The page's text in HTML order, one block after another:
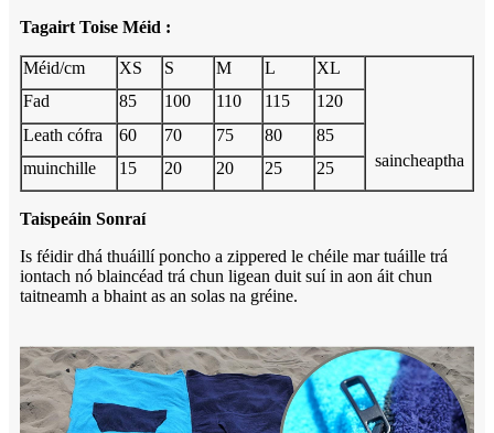
Tagairt Toise Méid :
Méid/cm XS S M L XL
saincheaptha
Fad 85 100 110 115
120
Leath cófra
60 70 75 80
85
muinchille
15 20 20 25 25
Taispeáin Sonraí
Is féidir dhá thuáillí poncho a zippered le chéile mar tuáille trá
iontach nó blaincéad trá chun ligean duit suí in aon áit chun
taitneamh a bhaint as an solas na gréine.